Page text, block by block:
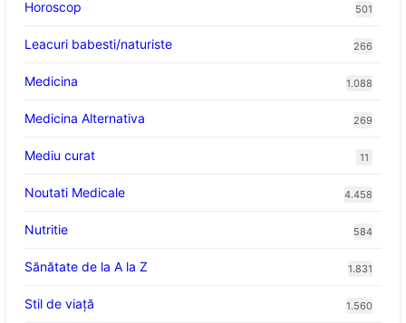
Horoscop 501
Leacuri babesti/naturiste 266
Medicina 1.088
Medicina Alternativa 269
Mediu curat 11
Noutati Medicale 4.458
Nutritie 584
Sănătate de la A la Z 1.831
Stil de viaţă 1.560